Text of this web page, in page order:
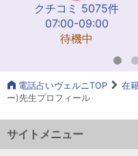
クチコミ 5075件
07:00-09:00
待機中
電話占いヴェルニTOP 在
ー)先生プロフィール
サイトメニュー